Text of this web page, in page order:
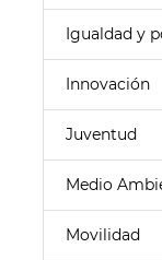
Igualdad y
Innovación
Juventud
Medio
Movilidad